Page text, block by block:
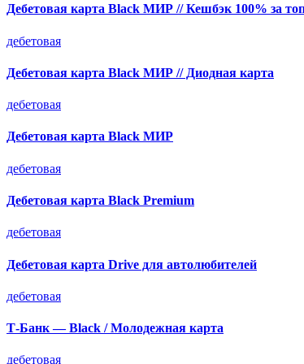
Дебетовая карта Black МИР // Кешбэк 100% за
дебетовая
Дебетовая карта Black МИР // Диодная карта
дебетовая
Дебетовая карта Black МИР
дебетовая
Дебетовая карта Black Premium
дебетовая
Дебетовая карта Drive для автолюбителей
дебетовая
Т-Банк — Black / Молодежная карта
дебетовая